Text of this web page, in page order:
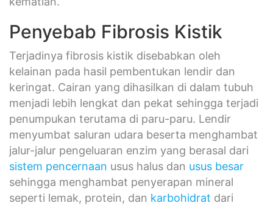
Penyebab Fibrosis Kistik
Terjadinya fibrosis kistik disebabkan oleh
kelainan pada hasil pembentukan lendir dan
keringat. Cairan yang dihasilkan di dalam tubuh
menjadi lebih lengkat dan pekat sehingga terjadi
penumpukan terutama di paru-paru. Lendir
menyumbat saluran udara beserta menghambat
jalur-jalur pengeluaran enzim yang berasal dari
sistem pencernaan usus halus dan usus besar
sehingga menghambat penyerapan mineral
seperti lemak, protein, dan karbohidrat dari